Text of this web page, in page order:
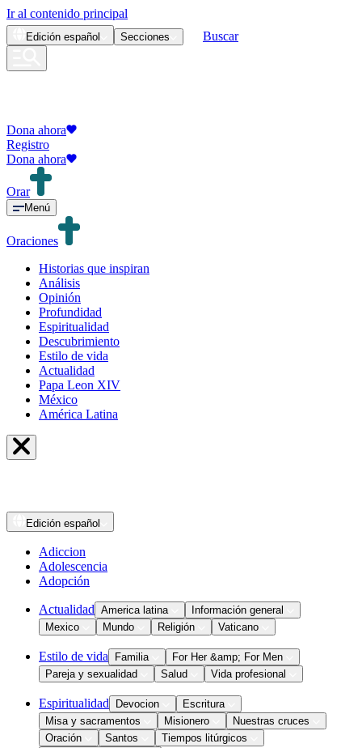
Ir al contenido principal
Edición español Secciones Buscar
Dona ahora
Registro
Dona ahora
Orar
Menú
Oraciones
Historias que inspiran
Análisis
Opinión
Profundidad
Espiritualidad
Descubrimiento
Estilo de vida
Actualidad
Papa Leon XIV
México
América Latina
Edición español
Adiccion
Adolescencia
Adopción
Actualidad America latina
Información general
Mexico
Mundo Religión Vaticano
Estilo de vida Familia
For Her &amp; For Men
Pareja y sexualidad
Salud Vida profesional
Espiritualidad Devocion
Escritura
Misa y sacramentos
Misionero
Nuestras cruces
Oración
Santos
Tiempos litúrgicos